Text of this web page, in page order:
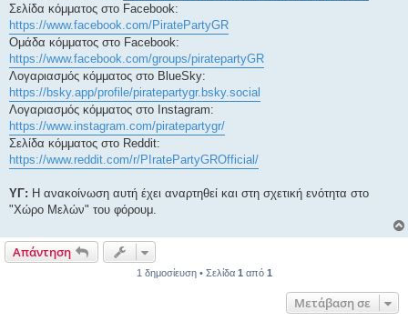
Σελίδα κόμματος στο Facebook:
https://www.facebook.com/PiratePartyGR
Ομάδα κόμματος στο Facebook:
https://www.facebook.com/groups/piratepartyGR
Λογαριασμός κόμματος στο BlueSky:
https://bsky.app/profile/piratepartygr.bsky.social
Λογαριασμός κόμματος στο Instagram:
https://www.instagram.com/piratepartygr/
Σελίδα κόμματος στο Reddit:
https://www.reddit.com/r/PIratePartyGROfficial/
ΥΓ: Η ανακοίνωση αυτή έχει αναρτηθεί και στη σχετική ενότητα στο
"Χώρο Μελών" του φόρουμ.
Απάντηση
1 δημοσίευση • Σελίδα 1 από 1
Μετάβαση σε